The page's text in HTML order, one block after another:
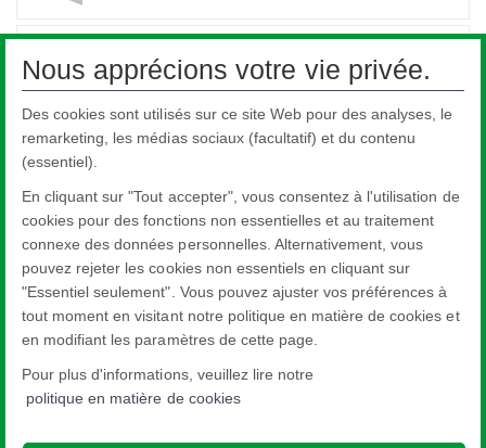
Glass Furniture
Applications du Verre
Nous apprécions votre vie privée.
Des cookies sont utilisés sur ce site Web pour des analyses, le
remarketing, les médias sociaux (facultatif) et du contenu
(essentiel).
En cliquant sur "Tout accepter", vous consentez à l'utilisation de
cookies pour des fonctions non essentielles et au traitement
connexe des données personnelles. Alternativement, vous
pouvez rejeter les cookies non essentiels en cliquant sur
"Essentiel seulement". Vous pouvez ajuster vos préférences à
tout moment en visitant notre politique en matière de cookies et
en modifiant les paramètres de cette page.
Pour plus d'informations, veuillez lire notre
politique en matière de cookies